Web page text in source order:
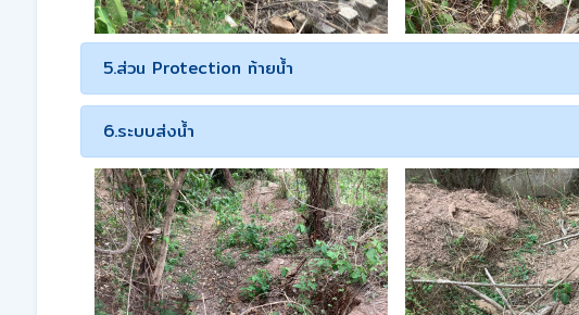
5.ส่วน Protection ท้ายน้ำ
6.ระบบส่งน้ำ